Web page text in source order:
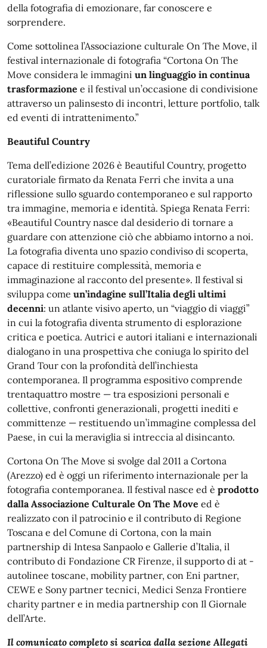
della fotografia di emozionare, far conoscere e
sorprendere.
Come sottolinea l’Associazione culturale On The Move, il
festival internazionale di fotografia “Cortona On The
Move considera le immagini un linguaggio in continua
trasformazione e il festival un’occasione di condivisione
attraverso un palinsesto di incontri, letture portfolio, talk
ed eventi di intrattenimento.”
Beautiful Country
Tema dell’edizione 2026 è Beautiful Country, progetto
curatoriale firmato da Renata Ferri che invita a una
riflessione sullo sguardo contemporaneo e sul rapporto
tra immagine, memoria e identità. Spiega Renata Ferri:
«Beautiful Country nasce dal desiderio di tornare a
guardare con attenzione ciò che abbiamo intorno a noi.
La fotografia diventa uno spazio condiviso di scoperta,
capace di restituire complessità, memoria e
immaginazione al racconto del presente». Il festival si
sviluppa come un’indagine sull’Italia degli ultimi
decenni: un atlante visivo aperto, un “viaggio di viaggi”
in cui la fotografia diventa strumento di esplorazione
critica e poetica. Autrici e autori italiani e internazionali
dialogano in una prospettiva che coniuga lo spirito del
Grand Tour con la profondità dell’inchiesta
contemporanea. Il programma espositivo comprende
trentaquattro mostre — tra esposizioni personali e
collettive, confronti generazionali, progetti inediti e
committenze — restituendo un’immagine complessa del
Paese, in cui la meraviglia si intreccia al disincanto.
Cortona On The Move si svolge dal 2011 a Cortona
(Arezzo) ed è oggi un riferimento internazionale per la
fotografia contemporanea. Il festival nasce ed è prodotto
dalla Associazione Culturale On The Move ed è
realizzato con il patrocinio e il contributo di Regione
Toscana e del Comune di Cortona, con la main
partnership di Intesa Sanpaolo e Gallerie d’Italia, il
contributo di Fondazione CR Firenze, il supporto di at -
autolinee toscane, mobility partner, con Eni partner,
CEWE e Sony partner tecnici, Medici Senza Frontiere
charity partner e in media partnership con Il Giornale
dell’Arte.
Il comunicato completo si scarica dalla sezione Allegati